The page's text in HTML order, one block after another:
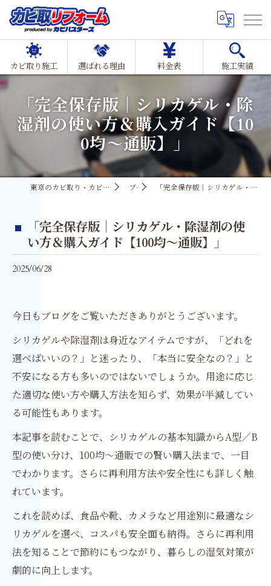
カビ取り施工 選ばれる理由 料金表 施工実績
「完全保存版｜シリカゲル・除
湿剤の使い方＆購入ガイド【10
0均〜通販】」
東京のカビ取り・カビ対策ならMIST工法®カビ取リフォーム ブログ 「完全保存版｜シリカゲル・除湿剤の使い方＆購入ガイド【100均〜通販】」
「完全保存版｜シリカゲル・除湿剤の使
い方＆購入ガイド【100均〜通販】」
2025/06/28
今日もブログをご覧いただきありがとうございます。
シリカゲルや除湿剤は身近なアイテムですが、「どれを
選べばいいの？」と迷ったり、「本当に安全なの？」と
不安になる方も多いのではないでしょうか。用途に応じ
た適切な使い方や購入方法を知らず、効果が半減してい
る可能性もあります。
本記事を読むことで、シリカゲルの基本知識からA型／B
型の使い分け、100均〜通販での賢い購入法まで、一目
でわかります。さらに再利用方法や安全性にも詳しく触
れています。
これを読めば、食品や靴、カメラなど用途別に最適なシ
リカゲルを選べ、コスパも安全面も納得。さらに再利用
法を知ることで節約にもつながり、暮らしの湿気対策が
劇的に向上します。